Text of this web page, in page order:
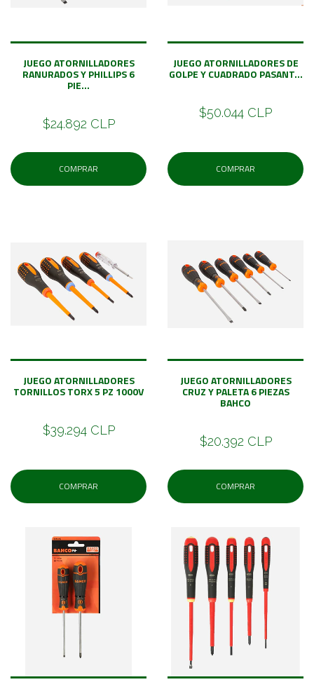
JUEGO ATORNILLADORES
RANURADOS Y PHILLIPS 6
PIE...
$24.892 CLP
COMPRAR
JUEGO ATORNILLADORES DE
GOLPE Y CUADRADO PASANT...
$50.044 CLP
COMPRAR
JUEGO ATORNILLADORES
TORNILLOS TORX 5 PZ 1000V
$39.294 CLP
COMPRAR
JUEGO ATORNILLADORES
CRUZ Y PALETA 6 PIEZAS
BAHCO
$20.392 CLP
COMPRAR